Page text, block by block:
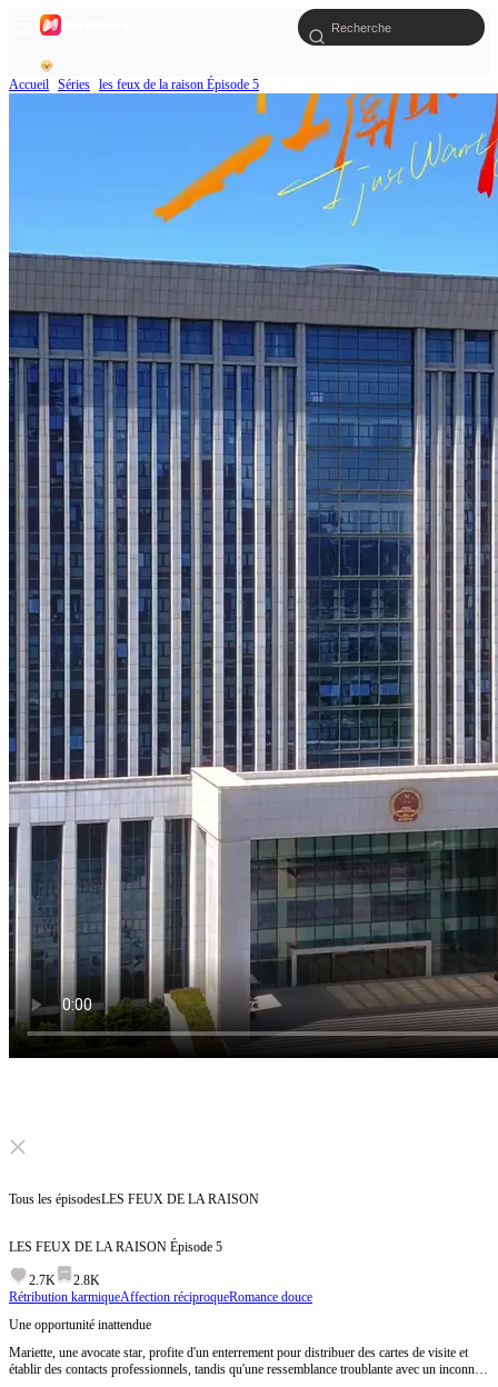
Accueil Séries les feux de la raison Épisode 5
Click to unmute
Tous les épisodesLES FEUX DE LA RAISON
LES FEUX DE LA RAISON Épisode 5
2.7K
2.8K
Rétribution karmiqueAffection réciproqueRomance douce
Une opportunité inattendue
Mariette, une avocate star, profite d'un enterrement pour distribuer des cartes de visite et
établir des contacts professionnels, tandis qu'une ressemblance troublante avec un inconnu